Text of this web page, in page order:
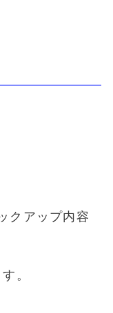
クアップ内容
。